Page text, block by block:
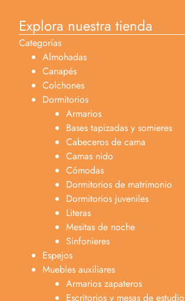
Explora nuestra tienda
Categorías
Almohadas
Canapés
Colchones
Dormitorios
Armarios
Bases tapizadas y somieres
Cabeceros de cama
Camas nido
Cómodas
Dormitorios de matrimonio
Dormitorios juveniles
Literas
Mesitas de noche
Sinfonieres
Espejos
Muebles auxiliares
Armarios zapateros
Escritorios y mesas de estudio